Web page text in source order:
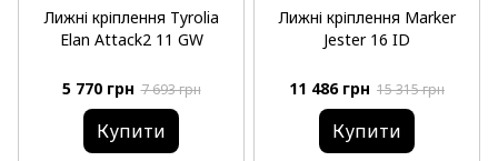
Лижні кріплення Tyrolia
Elan Attack2 11 GW
5 770 грн 7 693 грн
Купити
Лижні кріплення Marker
Jester 16 ID
11 486 грн 15 315 грн
Купити